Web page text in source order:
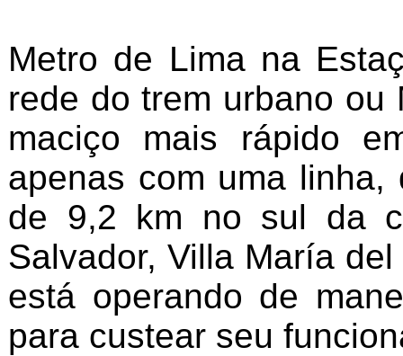
Metro de Lima na
rede do trem urbano ou
maciço mais rápido
apenas com uma
de 9,2 km no sul da
Salvador, Villa María
está operando de
para custear seu